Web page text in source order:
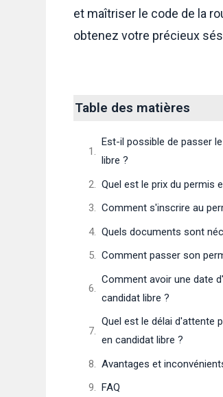
et maîtriser le code de la
obtenez votre précieux
Table des matières
Est-il possible de passer
libre ?
Quel est le prix du permis
Comment s'inscrire au
Quels documents sont
Comment passer son
Comment avoir une date
candidat libre ?
Quel est le délai d'attente
en candidat libre ?
Avantages et
FAQ